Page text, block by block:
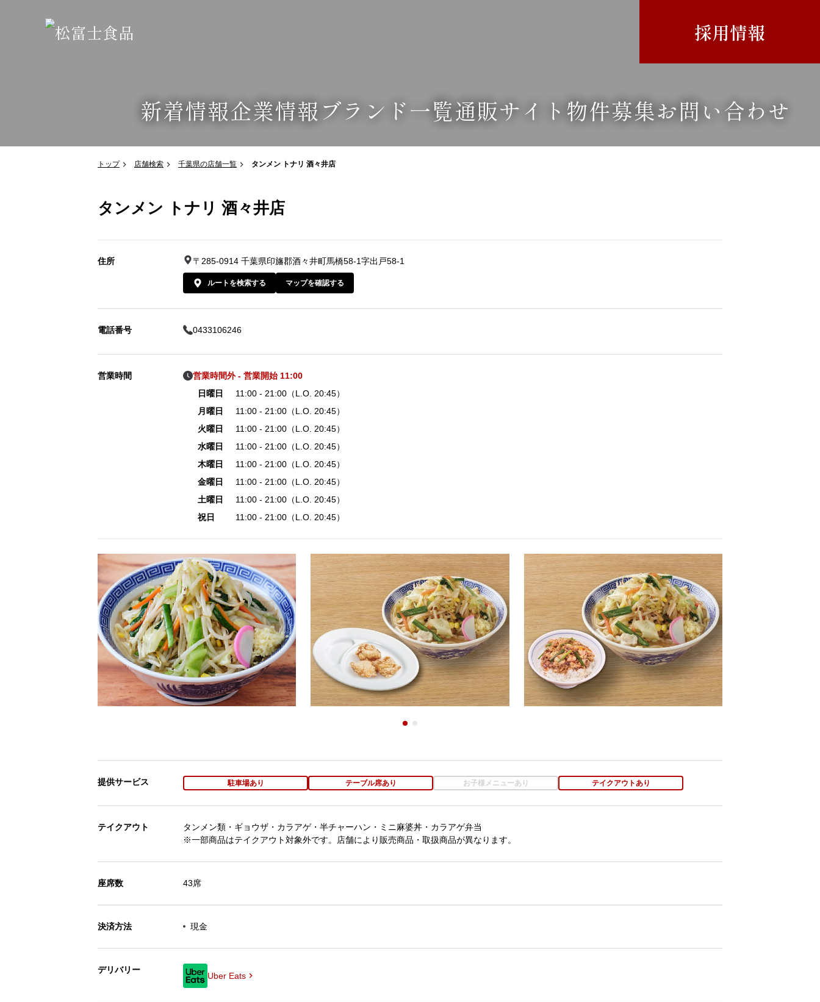
採用情報
新着情報企業情報ブランド一覧通販サイト 物件募集お問い合わせ
トップ 店舗検索 千葉県の店舗一覧 タンメン トナリ 酒々井店
タンメン トナリ 酒々井店
住所 〒285-0914 千葉県印旛郡酒々井町馬橋58-1字出戸58-1
ルートを検索する マップを確認する
電話番号 0433106246
営業時間
営業時間外 - 営業開始 11:00
日曜日
11:00 - 21:00（L.O. 20:45）
月曜日
11:00 - 21:00（L.O. 20:45）
火曜日
11:00 - 21:00（L.O. 20:45）
水曜日
11:00 - 21:00（L.O. 20:45）
木曜日
11:00 - 21:00（L.O. 20:45）
金曜日
11:00 - 21:00（L.O. 20:45）
土曜日
11:00 - 21:00（L.O. 20:45）
祝日
11:00 - 21:00（L.O. 20:45）
提供サービス 駐車場あり テーブル席あり お子様メニューあり テイクアウトあり
テイクアウト
タンメン類・ギョウザ・カラアゲ・半チャーハン・ミニ麻婆丼・カラアゲ弁当
※一部商品はテイクアウト対象外です。店舗により販売商品・取扱商品が異なります。
座席数 43席
決済方法 現金
デリバリー
Uber Eats